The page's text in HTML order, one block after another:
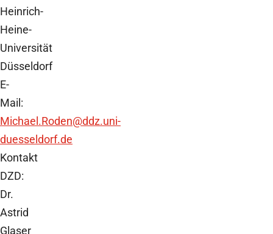
Heinrich-
Heine-
Universität
Düsseldorf
E-
Mail:
Michael.Roden@ddz.uni-
duesseldorf.de
Kontakt
DZD:
Dr.
Astrid
Glaser